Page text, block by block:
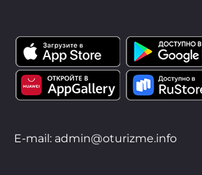
E-mail: admin@oturizme.info